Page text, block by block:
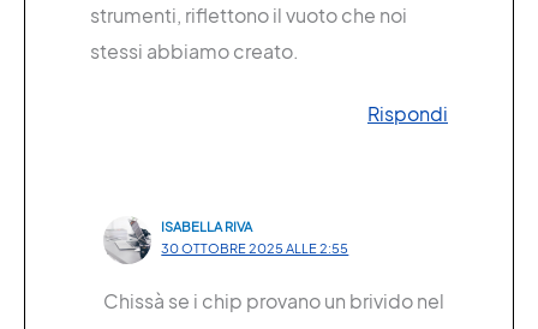
strumenti, riflettono il vuoto che noi
stessi abbiamo creato.
Rispondi
ISABELLA RIVA
30 OTTOBRE 2025 ALLE 2:55
Chissà se i chip provano un brivido nel